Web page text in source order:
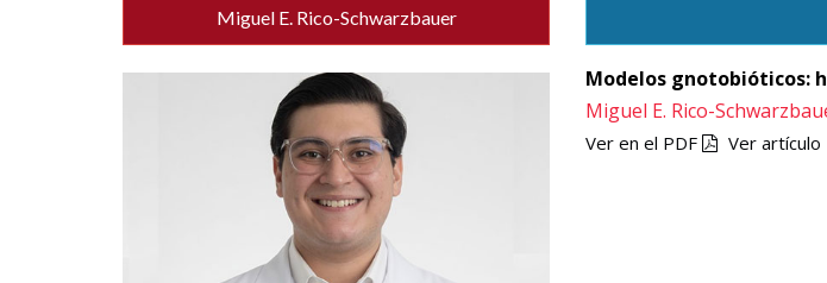
Miguel E. Rico-Schwarzbauer
Modelos gnotobióticos:
Miguel E. Rico-
Ver en el PDF Ver artículo